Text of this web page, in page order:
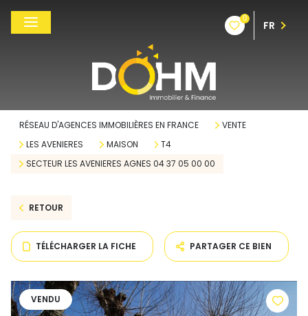
0
FR
RÉSEAU D'AGENCES IMMOBILIÈRES EN FRANCE
VENTE
LES AVENIERES
MAISON
T4
SECTEUR LES AVENIERES AGNES 04 37 05 00 00
RETOUR
TÉLÉCHARGER LA FICHE PARTAGER CE BIEN
VENDU